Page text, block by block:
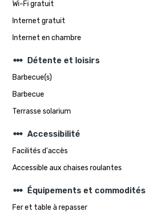
Wi-Fi gratuit
Internet gratuit
Internet en chambre
steppers Détente et loisirs
Barbecue(s)
Barbecue
Terrasse solarium
steppers Accessibilité
Facilités d'accès
Accessible aux chaises roulantes
steppers Équipements et commodités
Fer et table à repasser